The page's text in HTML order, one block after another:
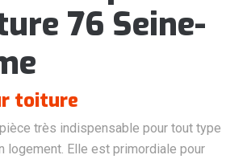
76 Seine-
toiture
très indispensable pour tout type
logement. Elle est primordiale pour